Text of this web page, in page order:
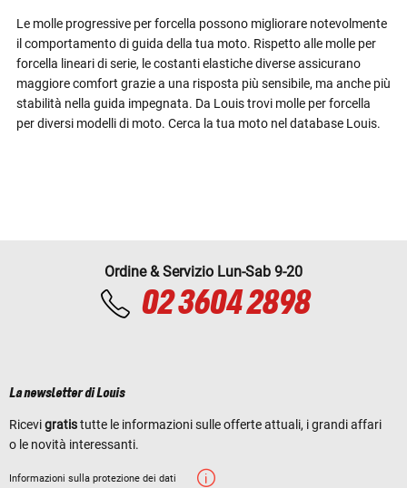
Le molle progressive per forcella possono migliorare notevolmente
il comportamento di guida della tua moto. Rispetto alle molle per
forcella lineari di serie, le costanti elastiche diverse assicurano
maggiore comfort grazie a una risposta più sensibile, ma anche più
stabilità nella guida impegnata. Da Louis trovi molle per forcella
per diversi modelli di moto. Cerca la tua moto nel database Louis.
Ordine & Servizio Lun-Sab 9-20
02 3604 2898
La newsletter di Louis
Ricevigratistutte le informazioni sulle offerte attuali, i grandi affari
o le novità interessanti.
Informazioni sulla protezione dei dati